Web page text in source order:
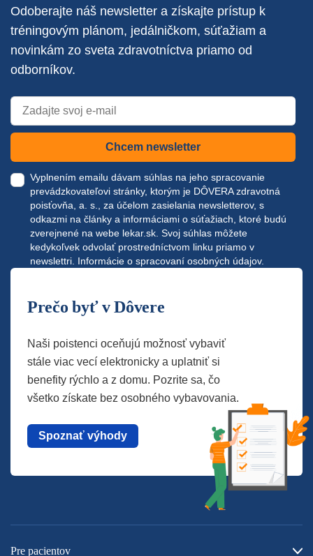
Odoberajte náš newsletter a získajte prístup k
tréningovým plánom, jedálničkom, súťažiam a
novinkám zo sveta zdravotníctva priamo od
odborníkov.
Chcem newsletter
Vyplnením emailu dávam súhlas na jeho spracovanie
prevádzkovateľovi stránky, ktorým je DÔVERA zdravotná
poisťovňa, a. s., za účelom zasielania newsletterov, s
odkazmi na články a informáciami o súťažiach, ktoré budú
zverejnené na webe lekar.sk . Svoj súhlas môžete
kedykoľvek odvolať prostredníctvom linku priamo v
newslettri. Informácie o spracovaní osobných údajov.
Prečo byť v Dôvere
Naši poistenci oceňujú možnosť vybaviť
stále viac vecí elektronicky a uplatniť si
benefity rýchlo a z domu. Pozrite sa, čo
všetko získate bez osobného vybavovania.
Spoznať výhody
Pre pacientov